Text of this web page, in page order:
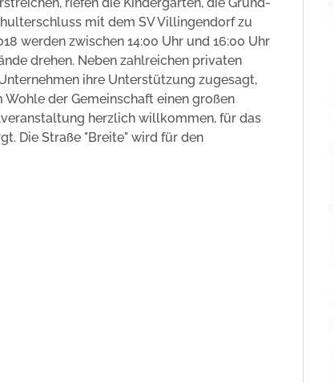
riefen die Kindergärten, die Grund-
mit dem SV Villingendorf zu
werden zwischen 14:00 Uhr und 16:00 Uhr
drehen. Neben zahlreichen privaten
ihre Unterstützung zugesagt,
der Gemeinschaft einen großen
herzlich willkommen, für das
Die Straße "Breite" wird für den